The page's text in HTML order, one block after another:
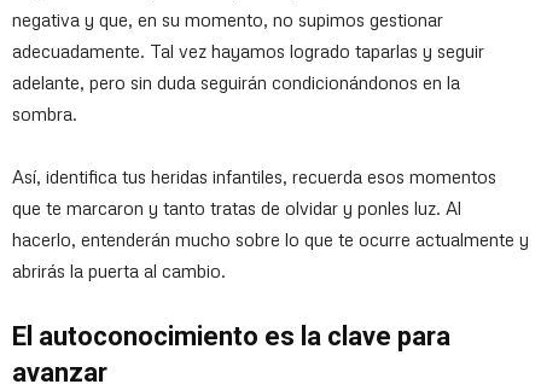
negativa y que, en su momento, no supimos gestionar
adecuadamente. Tal vez hayamos logrado taparlas y seguir
adelante, pero sin duda seguirán condicionándonos en la
sombra.
Así, identifica tus heridas infantiles, recuerda esos momentos
que te marcaron y tanto tratas de olvidar y ponles luz. Al
hacerlo, entenderán mucho sobre lo que te ocurre actualmente y
abrirás la puerta al cambio.
El autoconocimiento es la clave para
avanzar